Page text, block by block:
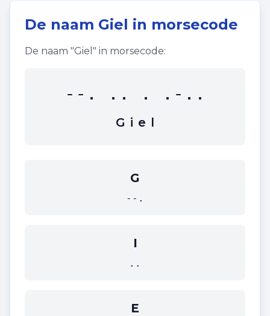
De naam Giel in morsecode
De naam "Giel " in morsecode:
--. .. . .-..
G i e l
G
--.
I
..
E